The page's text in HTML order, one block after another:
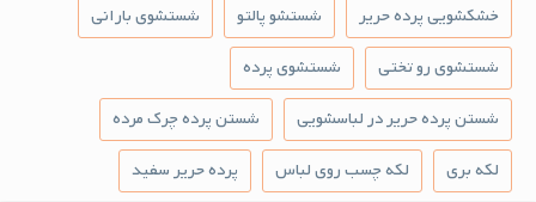
خشکشویی پرده حریر
شستشو پالتو
شستشوی بارانی
شستشوی رو تختی
شستشوی پرده
شستن پرده حریر در لباسشویی
شستن پرده چرک مرده
لکه بری
لکه چسب روی لباس پرده حریر سفید